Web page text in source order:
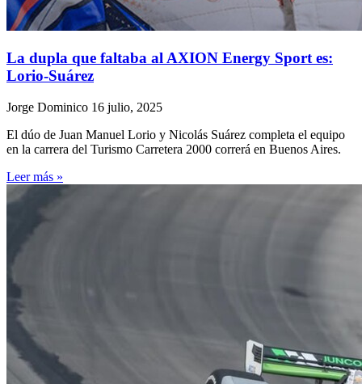
La dupla que faltaba al AXION Energy Sport es:
Lorio-Suárez
Jorge Dominico 16 julio, 2025
El dúo de Juan Manuel Lorio y Nicolás Suárez completa el equipo
en la carrera del Turismo Carretera 2000 correrá en Buenos Aires.
Leer más »